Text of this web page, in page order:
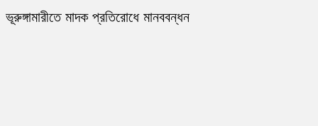
ভূরুঙ্গামারীতে মাদক প্রতিরোধে মানববন্ধন